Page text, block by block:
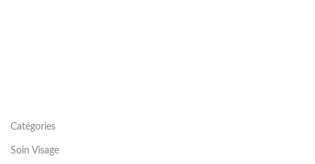
Catégories
Soin Visage